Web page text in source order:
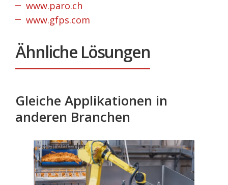
www.paro.ch
www.gfps.com
Ähnliche Lösungen
Gleiche Applikationen in
anderen Branchen